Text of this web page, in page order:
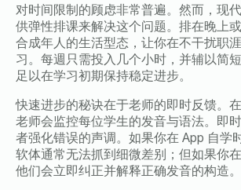
对时间限制的顾虑非常普遍。然而，现
供弹性排课来解决这个问题。排在晚上
合成年人的生活型态，让你在不干扰职
习。每週只需投入几个小时，并辅以简
足以在学习初期保持稳定进步。
快速进步的秘诀在于老师的即时反馈。
老师会监控每位学生的发音与语法。即
者强化错误的声调。如果你在 App 自学
软体通常无法抓到细微差别；但如果你
他们会立即纠正并解释正确发音的构造。